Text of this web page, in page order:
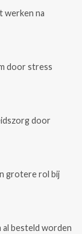
werken na
door stress
door
grotere rol bij
al besteld worden